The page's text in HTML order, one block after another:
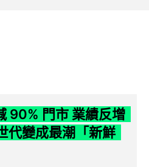
90% 門市 業績反增
代變成最潮「新鮮